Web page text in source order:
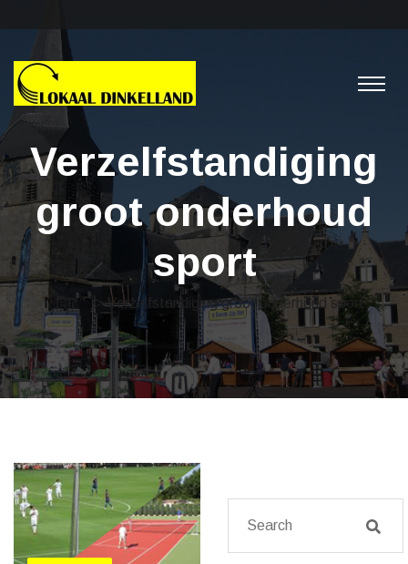
Verzelfstandiging
groot onderhoud
sport
Nieuws> Verzelfstandiging groot onderhoud sport